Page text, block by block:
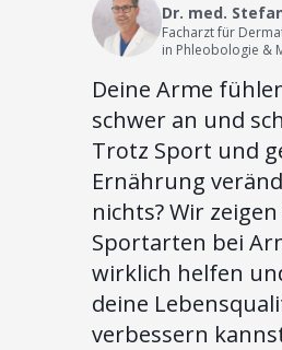
Dr. med.
Facharzt für
in Phleobologie &
Deine Arme
schwer an und
Trotz Sport und
Ernährung
nichts? Wir
Sportarten bei
wirklich helfen
deine
verbessern